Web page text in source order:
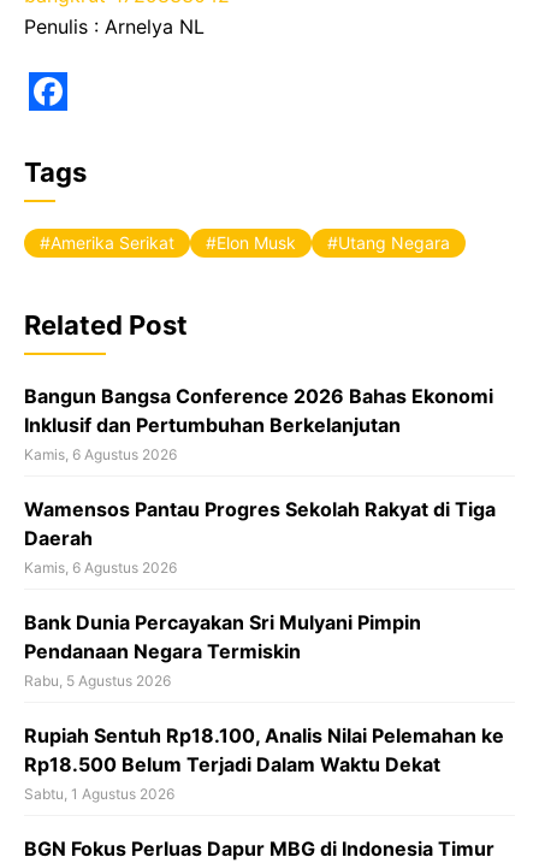
Penulis : Arnelya NL
a
c
e
o
o
k
Tags
Amerika Serikat Elon Musk Utang Negara
Related Post
Bangun Bangsa Conference 2026 Bahas Ekonomi
Inklusif dan Pertumbuhan Berkelanjutan
Kamis, 6 Agustus 2026
Wamensos Pantau Progres Sekolah Rakyat di Tiga
Daerah
Kamis, 6 Agustus 2026
Bank Dunia Percayakan Sri Mulyani Pimpin
Pendanaan Negara Termiskin
Rabu, 5 Agustus 2026
Rupiah Sentuh Rp18.100, Analis Nilai Pelemahan ke
Rp18.500 Belum Terjadi Dalam Waktu Dekat
Sabtu, 1 Agustus 2026
BGN Fokus Perluas Dapur MBG di Indonesia Timur